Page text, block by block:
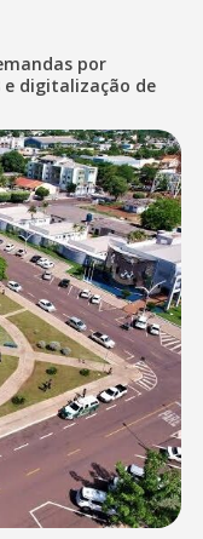
por
e digitalização de